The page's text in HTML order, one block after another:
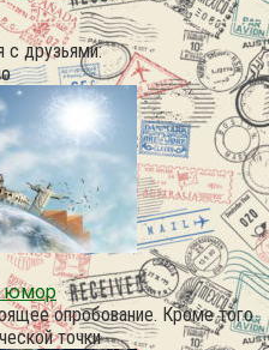
с друзьями:
юмор
опробование. Кроме того
точки